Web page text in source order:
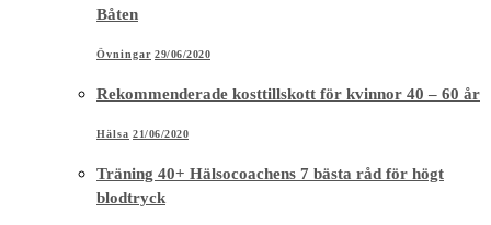
Båten
Övningar 29/06/2020
Rekommenderade kosttillskott för kvinnor 40 – 60 år
Hälsa 21/06/2020
Träning 40+ Hälsocoachens 7 bästa råd för högt
blodtryck